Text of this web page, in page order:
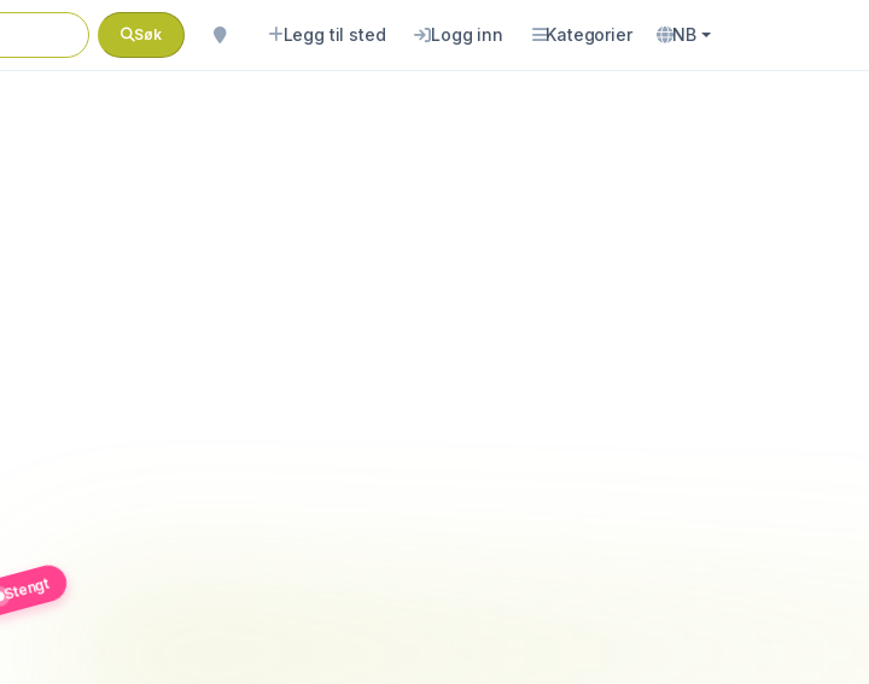
Søk Legg til sted Logg inn Kategorier NB
Stengt